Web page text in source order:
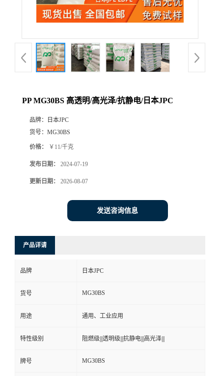
PP MG30BS 高透明/高光泽/抗静电/日本JPC
品牌：
日本JPC
货号： MG30BS
价格： ￥11/千克
发布日期： 2024-07-19
更新日期： 2026-08-07
发送咨询信息
产品详请
品牌 日本JPC
货号 MG30BS
用途 通用、工业应用
特性级别 阻燃级|||透明级|||抗静电|||高光泽|||
牌号 MG30BS